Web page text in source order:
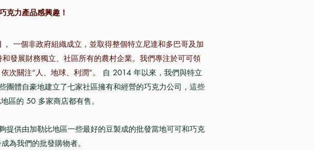
克力產品感興趣！
一個非政府組織成立，並取得整個特立尼達和多巴哥及加
發展財務獨立、社區所有的農村企業。我們專注於可可領
次關注“人、地球、利潤”。
自 2014 年以來，我們與特立
團體自豪地建立了七家社區擁有和經營的巧克力公司，這些
區的 50 多家商店都有售。
提供由加勒比地區一些最好的豆製成的批發當地可可和巧克
為我們的批發購物者。